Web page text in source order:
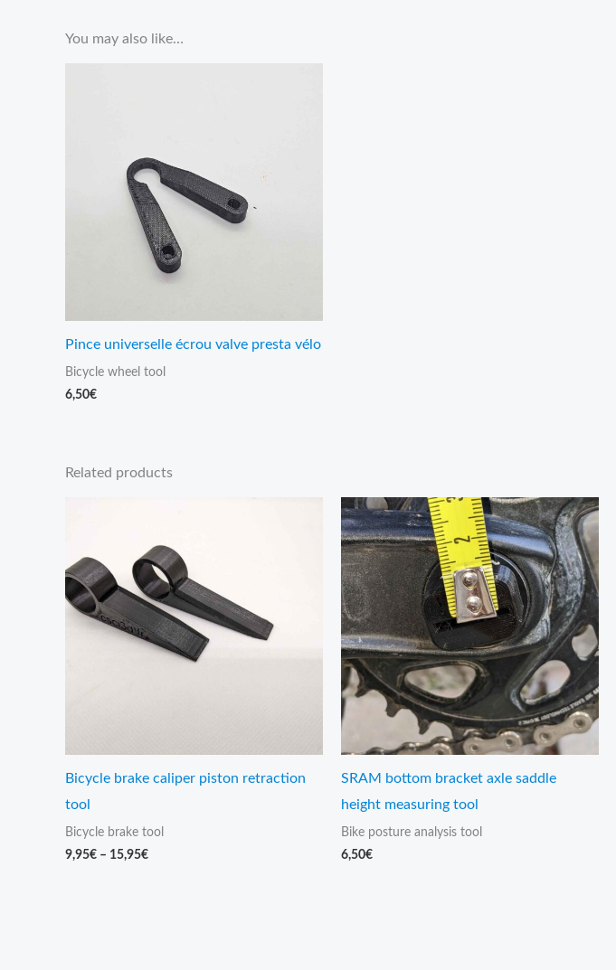
You may also like…
Pince universelle écrou valve presta vélo
Bicycle wheel tool
6,50€
Related products
Bicycle brake caliper piston retraction
tool
Bicycle brake tool
9,95€ – 15,95€
through
15,95€
SRAM bottom bracket axle saddle
height measuring tool
Bike posture analysis tool
6,50€